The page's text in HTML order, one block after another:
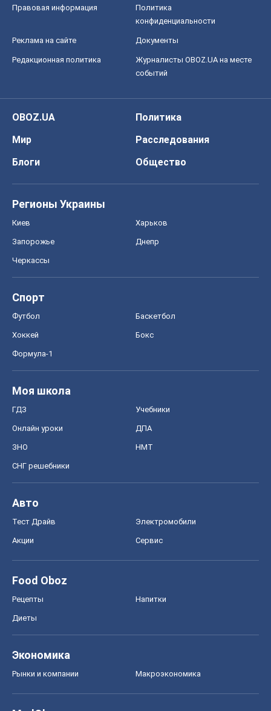
Правовая информация
Политика
конфиденциальности
Реклама на сайте Документы
Редакционная политика
Журналисты OBOZ.UA на месте
событий
OBOZ.UA
Политика
Мир
Расследования
Блоги
Общество
Регионы Украины
Киев Харьков
Запорожье Днепр
Черкассы
Спорт
Футбол Баскетбол
Хоккей Бокс
Формула-1
Моя школа
ГДЗ Учебники
Онлайн уроки ДПА
ЗНО НМТ
СНГ решебники
Авто
Тест Драйв Электромобили
Акции Сервис
Food Oboz
Рецепты Напитки
Диеты
Экономика
Рынки и компании Mакроэкономика